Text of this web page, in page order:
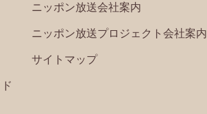
ニッポン放送会社案内
ニッポン放送プロジェクト会社案内
サイトマップ